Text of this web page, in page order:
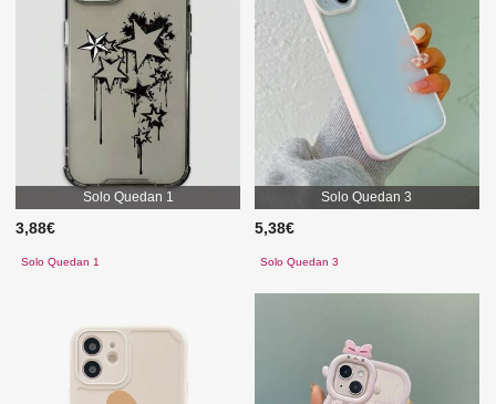
Solo Quedan 1
3,88€
Solo Quedan 1
Solo Quedan 3
5,38€
Solo Quedan 3